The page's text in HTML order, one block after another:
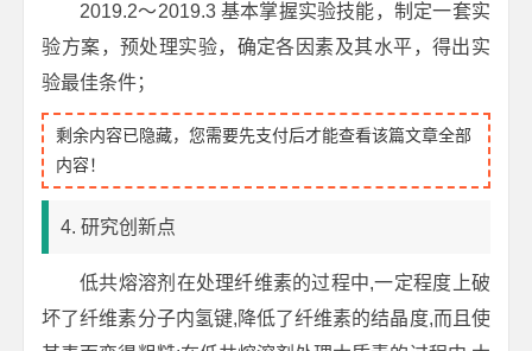
2019.2～2019.3 基本掌握实验技能，制定一套实
验方案，预处理实验，确定各因素及其水平，得出实
验最佳条件；
剩余内容已隐藏，您需要先支付后才能查看该篇文章全部
内容！
4. 研究创新点
低共熔溶剂在处理纤维素的过程中,一定程度上破
坏了纤维素分子内氢键,降低了纤维素的结晶度,而且使